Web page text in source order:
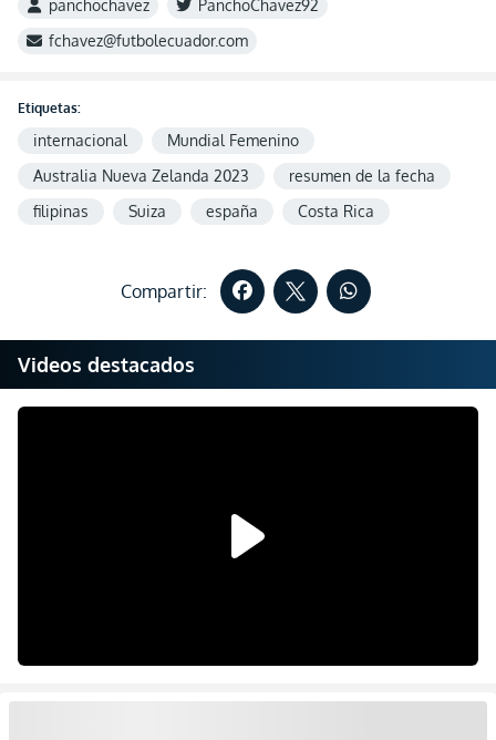
panchochavez
PanchoChavez92
fchavez@futbolecuador.com
Etiquetas:
internacional
Mundial Femenino
Australia Nueva Zelanda 2023
resumen de la fecha
filipinas
Suiza españa Costa Rica
Compartir:
Videos destacados